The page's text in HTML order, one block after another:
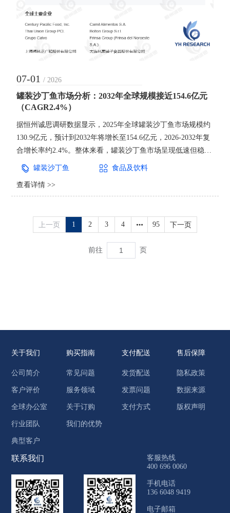
07-01 / 2026
罐装沙丁鱼市场分析：2032年全球规模接近154.6亿元
（CAGR2.4%）
据恒州诚思调研数据显示，2025年全球罐装沙丁鱼市场规模约
130.9亿元，预计到2032年将增长至154.6亿元，2026-2032年复
合增长率约2.4%。整体来看，罐装沙丁鱼市场呈现低速但稳定
增长特征，在全球罐装水产品与即食食品体系中保持基础性需
油浸或盐水及番茄酱调味后密封罐装，并通过高温灭菌制成的
罐装沙丁鱼 食品及饮料
查看详情 >>
上一页 1 2 3 4 95 下一页
前往 页
关于我们
公司简介
客户评价
全球办公室
行业团队
典型客户
购买指南
常见问题
服务领域
关于订购
我们的优势
支付配送
发货配送
发票问题
支付方式
售后保障
隐私政策
数据来源
版权声明
联系我们
客服热线
400 696 0060
手机电话
136 6048 9419
电子邮箱